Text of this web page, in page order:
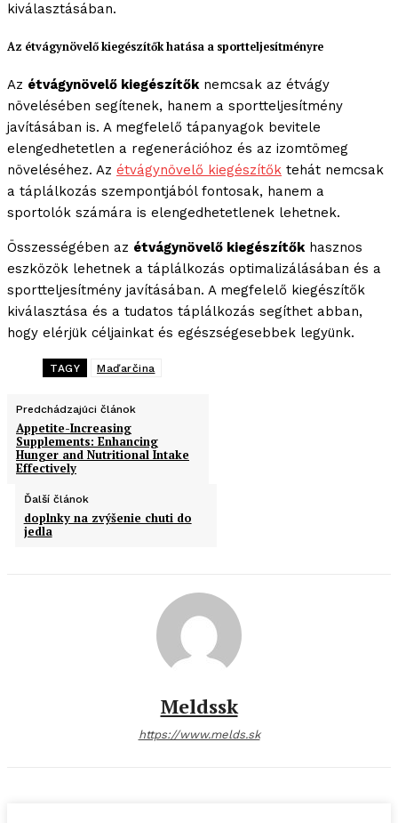
kiválasztásában.
Az étvágynövelő kiegészítők hatása a sportteljesítményre
Az étvágynövelő kiegészítőknemcsak az étvágy
növelésében segítenek, hanem a sportteljesítmény
javításában is. A megfelelő tápanyagok bevitele
elengedhetetlen a regenerációhoz és az izomtömeg
növeléséhez. Az étvágynövelő kiegészítők tehát nemcsak
a táplálkozás szempontjából fontosak, hanem a
sportolók számára is elengedhetetlenek lehetnek.
Összességében az étvágynövelő kiegészítőkhasznos
eszközök lehetnek a táplálkozás optimalizálásában és a
sportteljesítmény javításában. A megfelelő kiegészítők
kiválasztása és a tudatos táplálkozás segíthet abban,
hogy elérjük céljainkat és egészségesebbek legyünk.
TAGY Maďarčina
Predchádzajúci článok
Appetite-Increasing
Supplements: Enhancing
Hunger and Nutritional Intake
Effectively
Ďalší článok
doplnky na zvýšenie chuti do
jedla
Meldssk
https://www.melds.sk